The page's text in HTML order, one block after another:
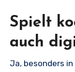
Spielt
auch
Ja, besonders